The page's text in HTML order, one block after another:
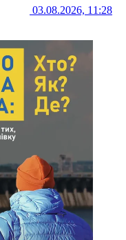
03.08.2026, 11:28